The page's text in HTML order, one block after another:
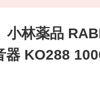
小林薬品
器 KO288